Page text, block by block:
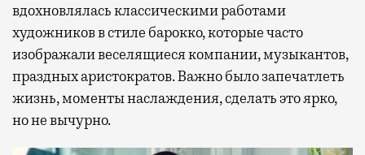
вдохновлялась классическими работами
художников в стиле барокко, которые часто
изображали веселящиеся компании, музыкантов,
праздных аристократов. Важно было запечатлеть
жизнь, моменты наслаждения, сделать это ярко,
но не вычурно.